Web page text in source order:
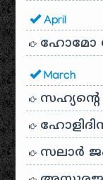
April
ഹോമോ
March
സലാർ